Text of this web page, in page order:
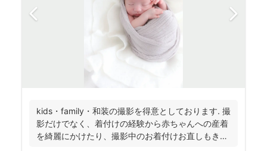
kids・family・和装の撮影を得意としております. 撮
影だけでなく、着付けの経験から赤ちゃんへの産着
を綺麗にかけたり、撮影中のお着付けお直しもき